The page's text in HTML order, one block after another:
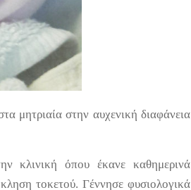
μητριαία στην αυχενική διαφάνεια
κλινική όπου έκανε καθημερινά
τοκετού. Γέννησε φυσιολογικά